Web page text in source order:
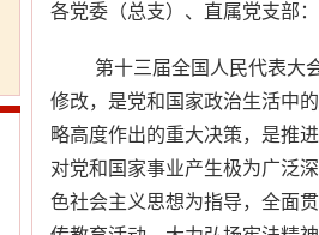
各党委（总支）、直属党支部：
第十三届全国人民代表大
修改，是党和国家政治生活中
略高度作出的重大决策，是推
对党和国家事业产生极为广泛
色社会主义思想为指导，全面